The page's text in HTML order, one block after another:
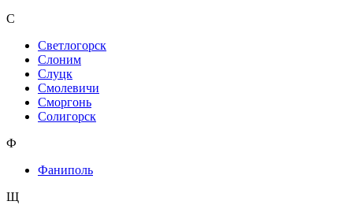
С
Светлогорск
Слоним
Слуцк
Смолевичи
Сморгонь
Солигорск
Ф
Фаниполь
Щ